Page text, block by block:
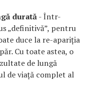
durată- Într-
„definitivă”, pentru
duce la re-apariția
Cu toate astea, o
de lungă
de viață complet al